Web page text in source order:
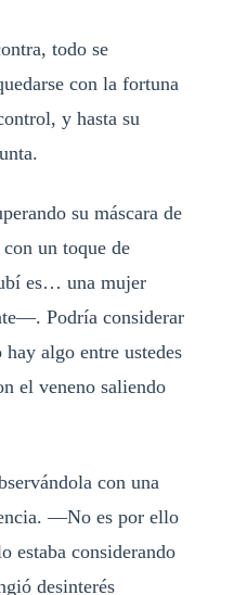
todo se
con la fortuna
y hasta su
su máscara de
un toque de
es… una mujer
Podría considerar
algo entre ustedes
el veneno saliendo
con una
—No es por ello
estaba considerando
desinterés